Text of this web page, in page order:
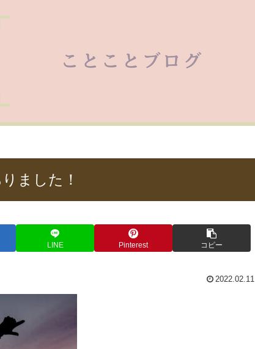
ました！
LINE Pinterest コピー
2022.02.11